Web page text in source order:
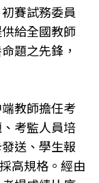
賽試務委員
給全國教師
題之先鋒，
教師擔任考
考監人員培
送、學生報
高規格。經由